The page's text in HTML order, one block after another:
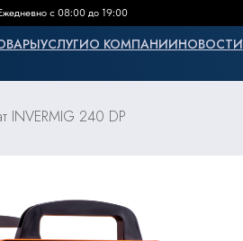
с 08:00 до 19:00
УСЛУГИО КОМПАНИИНОВОСТИ
INVERMIG 240 DP